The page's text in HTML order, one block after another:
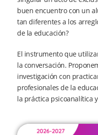
buen encuentro con un
tan diferentes a los
de la educación?
El instrumento que
la conversación.
investigación con
profesionales de la
la práctica psicoanalítica